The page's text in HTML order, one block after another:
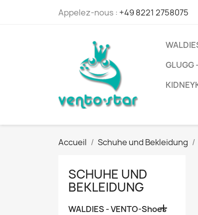
Appelez-nous : +49 8221 2758075
GLUGG
Accueil Schuhe und Bekleidung
SCHUHE UND
BEKLEIDUNG
WALDIES - VENTO-Shoes
